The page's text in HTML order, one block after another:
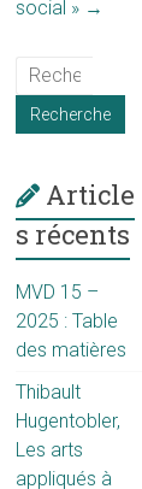
social » →
Article
s récents
MVD 15 –
2025 : Table
des matières
Thibault
Hugentobler,
Les arts
appliqués à